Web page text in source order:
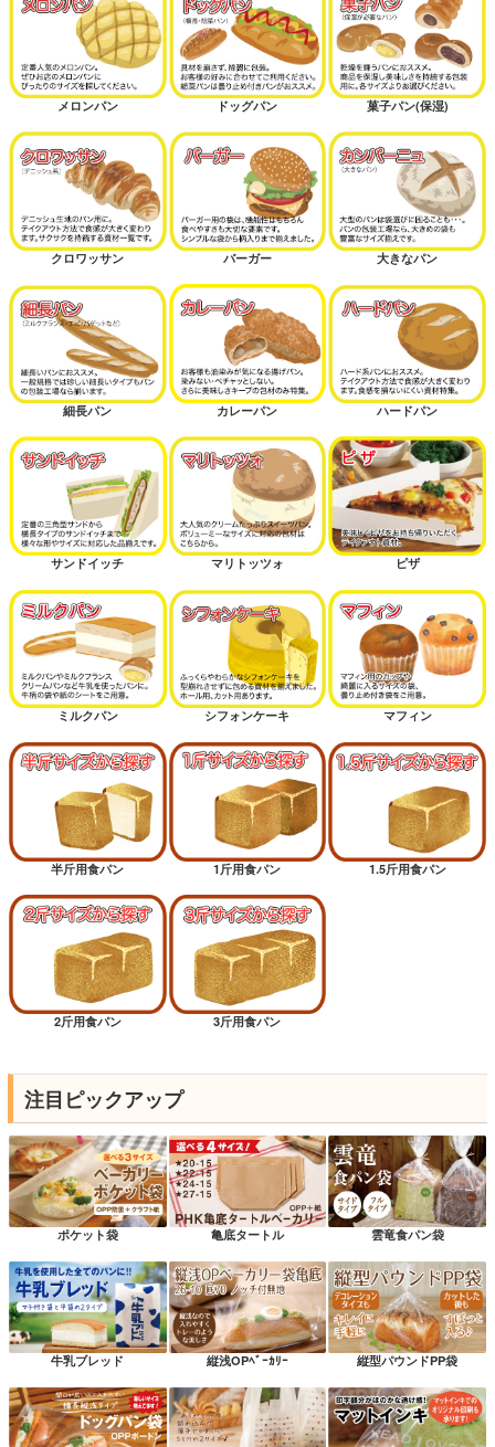
メロンパン ドッグパン 菓子パン(保湿)
クロワッサン バーガー 大きなパン
細長パン カレーパン ハードパン
サンドイッチ マリトッツォ ピザ
ミルクパン シフォンケーキ マフィン
半斤用食パン 1斤用食パン 1.5斤用食パン
2斤用食パン 3斤用食パン
注目ピックアップ
ポケット袋 亀底タートル 雲竜食パン袋
牛乳ブレッド 縦浅OPﾍﾞｰｶﾘｰ 縦型パウンドPP袋